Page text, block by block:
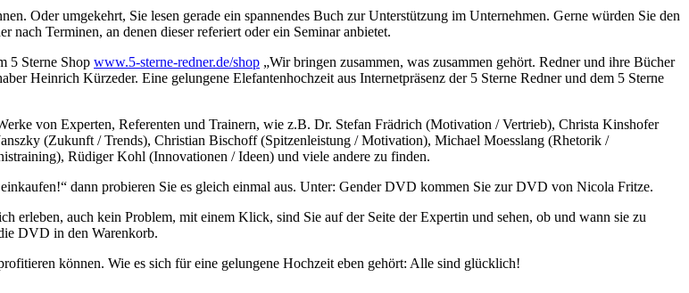
Oder umgekehrt, Sie lesen gerade ein spannendes Buch zur Unterstützung im Unternehmen. Gerne würden Sie den
Terminen, an denen dieser referiert oder ein Seminar anbietet.
5 Sterne Shop www.5-sterne-redner.de/shop „Wir bringen zusammen, was zusammen gehört. Redner und ihre Bücher
Heinrich Kürzeder. Eine gelungene Elefantenhochzeit aus Internetpräsenz der 5 Sterne Redner und dem 5 Sterne
von Experten, Referenten und Trainern, wie z.B. Dr. Stefan Frädrich (Motivation / Vertrieb), Christa Kinshofer
(Zukunft / Trends), Christian Bischoff (Spitzenleistung / Motivation), Michael Moesslang (Rhetorik /
Rüdiger Kohl (Innovationen / Ideen) und viele andere zu finden.
dann probieren Sie es gleich einmal aus. Unter: Gender DVD kommen Sie zur DVD von Nicola Fritze.
auch kein Problem, mit einem Klick, sind Sie auf der Seite der Expertin und sehen, ob und wann sie zu
DVD in den Warenkorb.
können. Wie es sich für eine gelungene Hochzeit eben gehört: Alle sind glücklich!